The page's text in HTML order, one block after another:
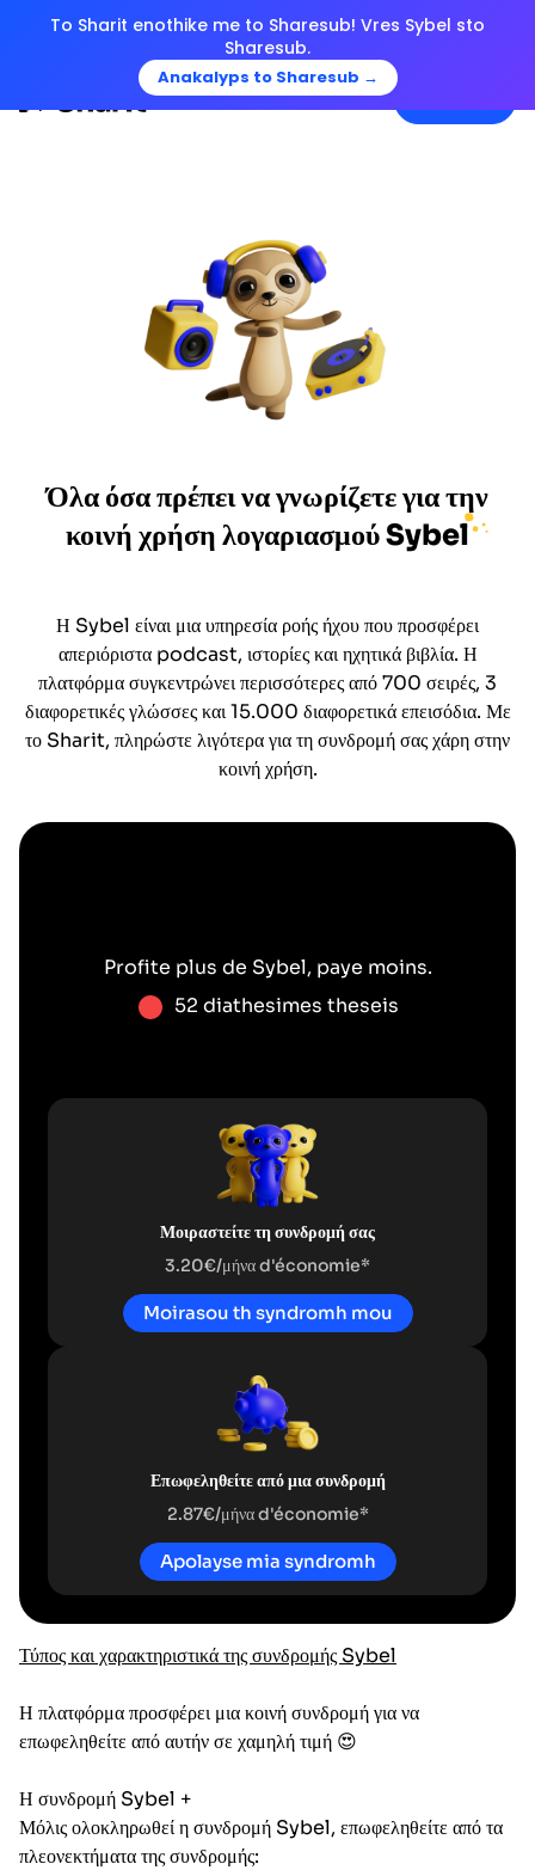
To Sharit enothike me to Sharesub! Vres Sybel sto
Sharesub.
Anakalyps to Sharesub →
Όλα όσα πρέπει να γνωρίζετε για την
κοινή χρήση λογαριασμούSybel
Η Sybel είναι μια υπηρεσία ροής ήχου που προσφέρει
απεριόριστα podcast, ιστορίες και ηχητικά βιβλία. Η
πλατφόρμα συγκεντρώνει περισσότερες από 700 σειρές, 3
διαφορετικές γλώσσες και 15.000 διαφορετικά επεισόδια. Με
το Sharit, πληρώστε λιγότερα για τη συνδρομή σας χάρη στην
κοινή χρήση.
Profite plus de Sybel, paye moins.
52 diathesimes theseis
Μοιραστείτε τη συνδρομή σας
3.20€/μήνα d'économie*
Moirasou th syndromh mou
Επωφεληθείτε από μια συνδρομή
2.87€/μήνα d'économie*
Apolayse mia syndromh
Τύπος και χαρακτηριστικά της συνδρομής Sybel
Η πλατφόρμα προσφέρει μια κοινή συνδρομή για να
επωφεληθείτε από αυτήν σε χαμηλή τιμή 😍
Η συνδρομή Sybel +
Μόλις ολοκληρωθεί η συνδρομή Sybel, επωφεληθείτε από τα
πλεονεκτήματα της συνδρομής: